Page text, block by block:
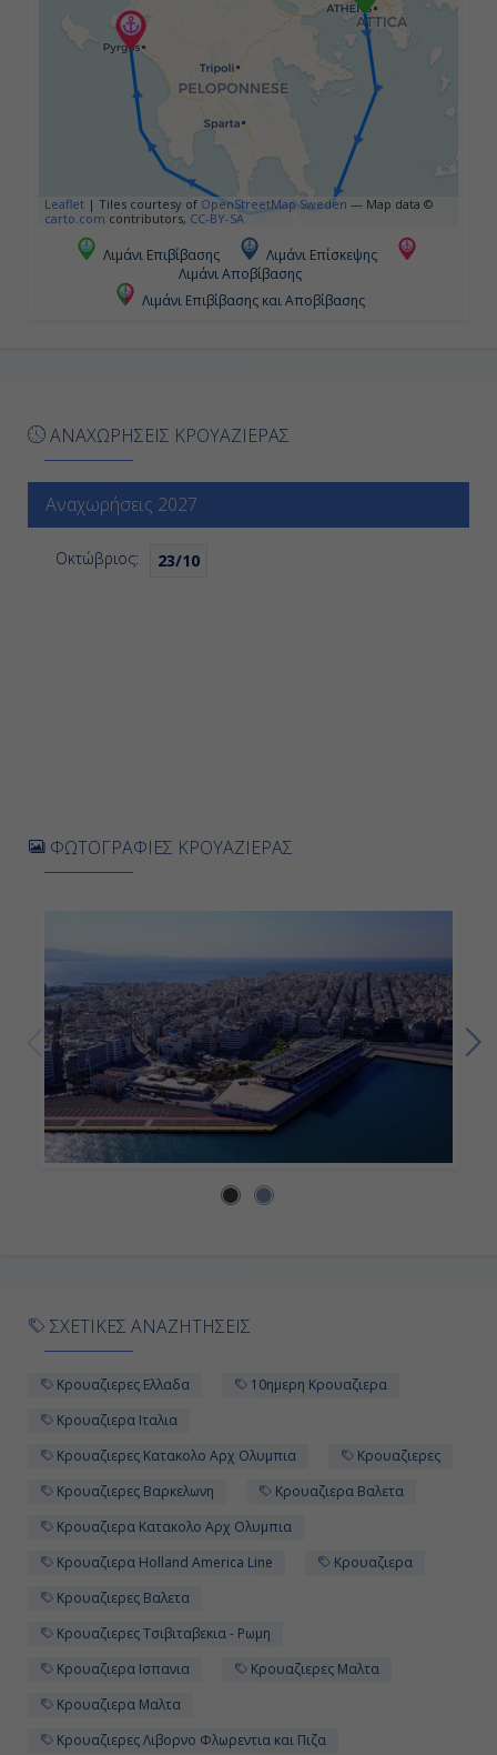
Leaflet | Tiles courtesy of OpenStreetMap Sweden — Map data ©
carto.com contributors, CC-BY-SA
Λιμάνι Επιβίβασης
Λιμάνι Επίσκεψης
Λιμάνι Αποβίβασης
Λιμάνι Επιβίβασης και Αποβίβασης
ΑΝΑΧΩΡΗΣΕΙΣ ΚΡΟΥΑΖΙΕΡΑΣ
Αναχωρήσεις 2027
Οκτώβριος: 23/10
ΦΩΤΟΓΡΑΦΙΕΣ ΚΡΟΥΑΖΙΕΡΑΣ
ΣΧΕΤΙΚΕΣ ΑΝΑΖΗΤΗΣΕΙΣ
Κρουαζιερες Ελλαδα
10ημερη Κρουαζιερα
Κρουαζιερα Ιταλια
Κρουαζιερες Κατακολο Αρχ Ολυμπια
Κρουαζιερες
Κρουαζιερες Βαρκελωνη
Κρουαζιερα Βαλετα
Κρουαζιερα Κατακολο Αρχ Ολυμπια
Κρουαζιερα Holland America Line
Κρουαζιερα
Κρουαζιερες Βαλετα
Κρουαζιερες Τσιβιταβεκια - Ρωμη
Κρουαζιερα Ισπανια
Κρουαζιερες Μαλτα
Κρουαζιερα Μαλτα
Κρουαζιερες Λιβορνο Φλωρεντια και Πιζα